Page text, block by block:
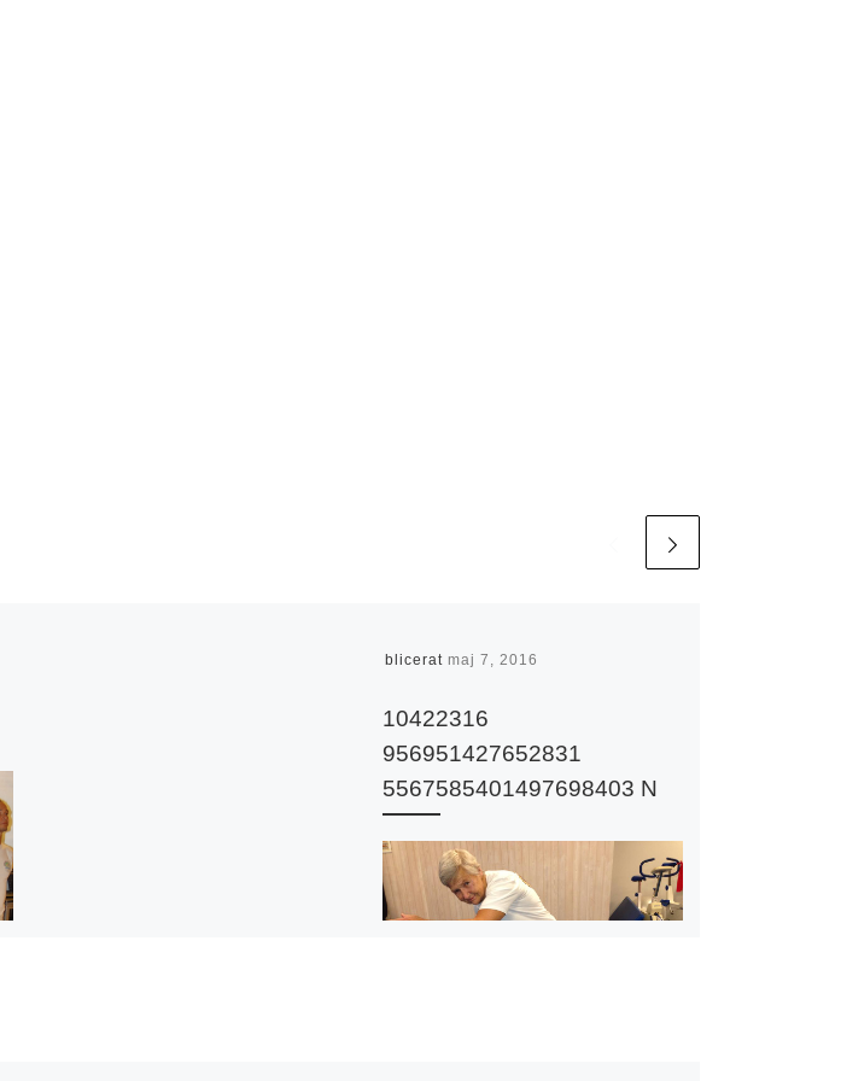
Publicerat maj 7, 2016
10422316
956951427652831
5567585401497698403 N